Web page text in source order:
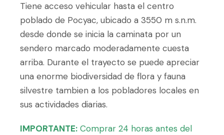
Tiene acceso vehicular hasta el centro
poblado de Pocyac, ubicado a 3550 m s.n.m.
desde donde se inicia la caminata por un
sendero marcado moderadamente cuesta
arriba. Durante el trayecto se puede apreciar
una enorme biodiversidad de flora y fauna
silvestre tambien a los pobladores locales en
sus actividades diarias.
IMPORTANTE: Comprar 24 horas antes del